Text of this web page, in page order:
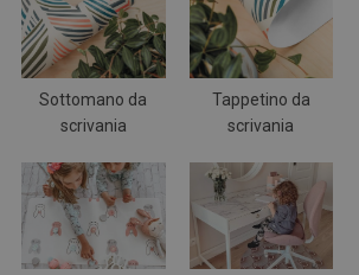
Sottomano da
scrivania
Tappetino da
scrivania